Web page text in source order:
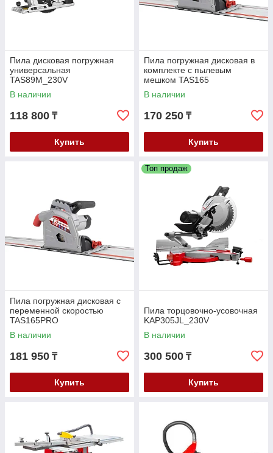
Пила дисковая погружная
универсальная
TAS89M_230V
В наличии
118 800 ₸
Купить
Пила погружная дисковая в
комплекте с пылевым
мешком TAS165
В наличии
170 250 ₸
Купить
Пила погружная дисковая с
переменной скоростью
TAS165PRO
В наличии
181 950 ₸
Купить
Топ продаж
Пила торцовочно-усовочная
KAP305JL_230V
В наличии
300 500 ₸
Купить